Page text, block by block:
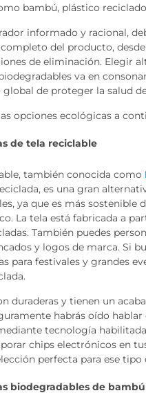
bambú, plástico
informado y racional,
del producto,
de eliminación. Elegir
va en
de proteger la salud
opciones ecológicas a
de tela reciclable
también conocida como
es una gran
ya que es más sostenible
La tela está fabricada a
También puedes
y logos de marca. Si
para festivales y grandes
duraderas y tienen un
habrás oído hablar
tecnología
chips electrónicos en
perfecta para ese tipo
biodegradables de